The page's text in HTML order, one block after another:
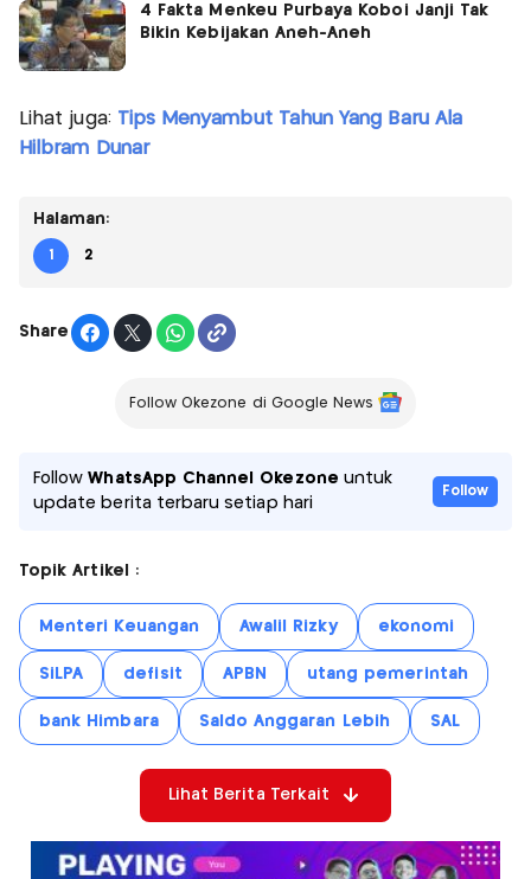
4 Fakta Menkeu Purbaya Koboi Janji Tak
Bikin Kebijakan Aneh-Aneh
Lihat juga: Tips Menyambut Tahun Yang Baru Ala
Hilbram Dunar
Halaman:
1 2
Share
Follow Okezone di Google News
FollowWhatsApp Channel Okezone untuk
update berita terbaru setiap hari
Follow
Topik Artikel :
Menteri Keuangan Awalil Rizky ekonomi
SiLPA defisit APBN utang pemerintah
bank Himbara Saldo Anggaran Lebih SAL
Lihat Berita Terkait